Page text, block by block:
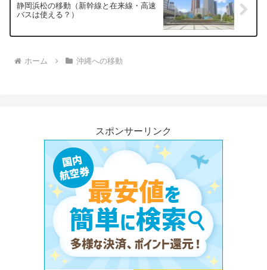
静岡浜松の移動（新幹線と在来線・高速
バスは使える？）
ホーム 沖縄への移動
スポンサーリンク